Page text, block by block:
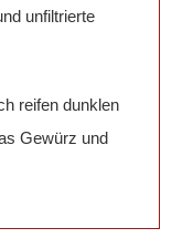
unfiltrierte
reifen dunklen
Gewürz und